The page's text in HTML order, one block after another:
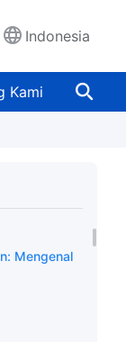
Indonesia
Kami
Mengenal